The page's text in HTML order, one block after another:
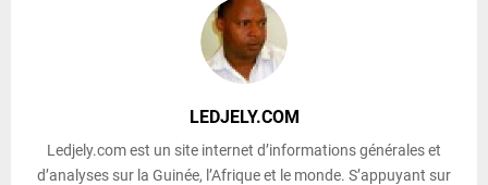
LEDJELY.COM
Ledjely.com est un site internet d’informations générales et
d’analyses sur la Guinée, l’Afrique et le monde. S’appuyant sur